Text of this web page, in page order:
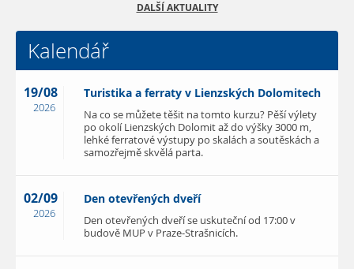
DALŠÍ AKTUALITY
Kalendář
19/08
2026
Turistika a ferraty v Lienzských Dolomitech
Na co se můžete těšit na tomto kurzu? Pěší výlety
po okolí Lienzských Dolomit až do výšky 3000 m,
lehké ferratové výstupy po skalách a soutěskách a
samozřejmě skvělá parta.
02/09
2026
Den otevřených dveří
Den otevřených dveří se uskuteční od 17:00 v
budově MUP v Praze-Strašnicích.